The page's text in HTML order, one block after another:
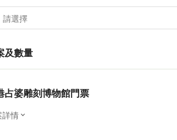
及數量
占婆雕刻博物館門票
詳情